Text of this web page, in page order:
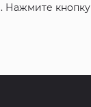
Нажмите кнопку